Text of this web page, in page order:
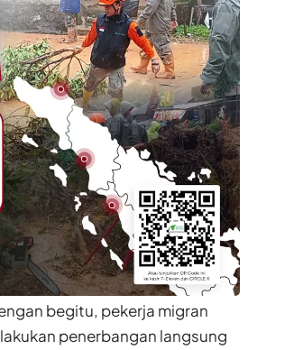
begitu, pekerja migran
penerbangan langsung